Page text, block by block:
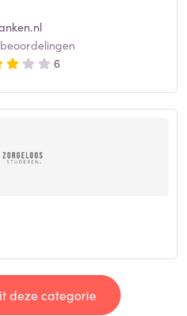
beoordelingen
6
deze categorie